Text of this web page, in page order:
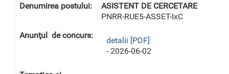
ASISTENT DE CERCETARE
PNRR-RUE5-ASSET-IxC
detalii [PDF]
- 2026-06-02